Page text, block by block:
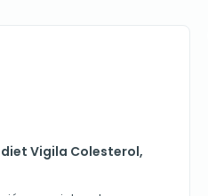
Vigila Colesterol,